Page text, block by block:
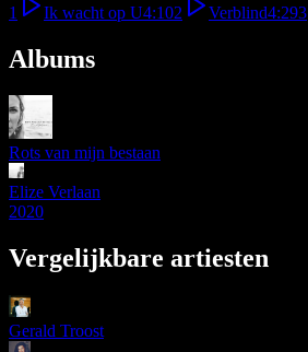
1 Ik wacht op U4:102 Verblind4:293
Albums
Rots van mijn bestaan
Elize Verlaan
2020
Vergelijkbare artiesten
Gerald Troost